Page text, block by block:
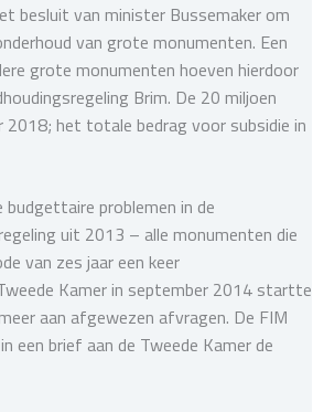
besluit van minister Bussemaker om
van grote monumenten. Een
grote monumenten hoeven hierdoor
Brim. De 20 miljoen
het totale bedrag voor subsidie in
problemen in de
uit 2013 – alle monumenten die
van zes jaar een keer
Kamer in september 2014 startte
aan afgewezen afvragen. De FIM
een brief aan de Tweede Kamer de